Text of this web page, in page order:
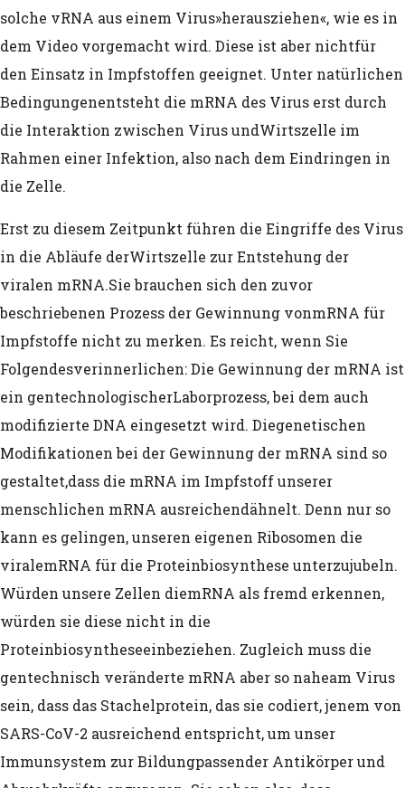
Multifokale nekrotisierende
Myokarditis nach BNT162b2 mRNA-
COVID-19 (Übersetzt)
Brandolinis Gesetz: Asymmertie der
Gish-Galopp Methode des Debattierens
Chewbacca-Verteidigung
Filibuster Taktik
Derailment als Diskussionsstrategie
Techniken der Propaganda und
(Wikipedia)
Gesund sein an verrückten Orten (das
Experiment, 1972)
Dietrich Bonhoeffers Theorie der
§ 2 Allgemeine ärztliche Berufspflicht
Nachweis von DNA-Fragmenten in
Impfstoffen in Kanada: Eine Analyse
DNA und deren Auswirkungen auf die
Impfstoffsicherheit
Gesetz gegen den unlauteren
solche vRNA aus einem Virus»herausziehen«, wie es in
dem Video vorgemacht wird. Diese ist aber nichtfür
den Einsatz in Impfstoffen geeignet. Unter natürlichen
Bedingungenentsteht die mRNA des Virus erst durch
die Interaktion zwischen Virus undWirtszelle im
Rahmen einer Infektion, also nach dem Eindringen in
die Zelle.
Erst zu diesem Zeitpunkt führen die Eingriffe des Virus
in die Abläufe derWirtszelle zur Entstehung der
viralen mRNA.Sie brauchen sich den zuvor
beschriebenen Prozess der Gewinnung vonmRNA für
Impfstoffe nicht zu merken. Es reicht, wenn Sie
Folgendesverinnerlichen: Die Gewinnung der mRNA ist
ein gentechnologischerLaborprozess, bei dem auch
modifizierte DNA eingesetzt wird. Diegenetischen
Modifikationen bei der Gewinnung der mRNA sind so
gestaltet,dass die mRNA im Impfstoff unserer
menschlichen mRNA ausreichendähnelt. Denn nur so
kann es gelingen, unseren eigenen Ribosomen die
viralemRNA für die Proteinbiosynthese unterzujubeln.
Würden unsere Zellen diemRNA als fremd erkennen,
würden sie diese nicht in die
Proteinbiosyntheseeinbeziehen. Zugleich muss die
gentechnisch veränderte mRNA aber so naheam Virus
sein, dass das Stachelprotein, das sie codiert, jenem von
SARS-CoV-2 ausreichend entspricht, um unser
Immunsystem zur Bildungpassender Antikörper und